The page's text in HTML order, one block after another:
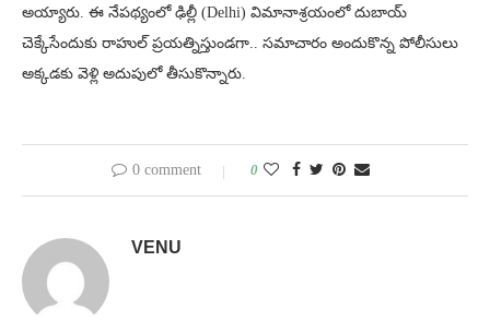
అయ్యారు. ఈ నేపథ్యంలో ఢిల్లీ (Delhi) విమానాశ్రయంలో దుబాయ్
చెక్కేసేందుకు రాహుల్ ప్రయత్నిస్తుండగా.. సమాచారం అందుకొన్న పోలీసులు
అక్కడకు వెళ్లి అదుపులో తీసుకొన్నారు.
0 comment 0
VENU